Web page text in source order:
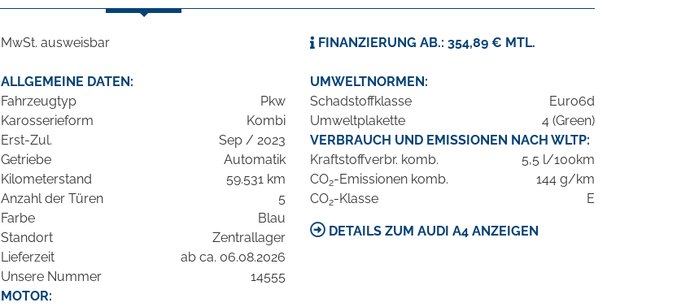
MwSt. ausweisbar FINANZIERUNG AB.: 354,89 € MTL.
ALLGEMEINE DATEN:
Fahrzeugtyp
Pkw
Karosserieform
Kombi
Erst-Zul.
Sep / 2023
Getriebe
Automatik
Kilometerstand
59.531 km
Anzahl der Türen
5
Farbe
Blau
Standort
Zentrallager
Lieferzeit
ab ca. 06.08.2026
Unsere Nummer
14555
MOTOR:
UMWELTNORMEN:
Schadstoffklasse
Euro6d
Umweltplakette
4 (Green)
VERBRAUCH UND EMISSIONEN NACH WLTP:
Kraftstoffverbr. komb.
5,5 l/100km
CO2-Emissionen komb.
144 g/km
CO2-Klasse E
DETAILS ZUM AUDI A4 ANZEIGEN